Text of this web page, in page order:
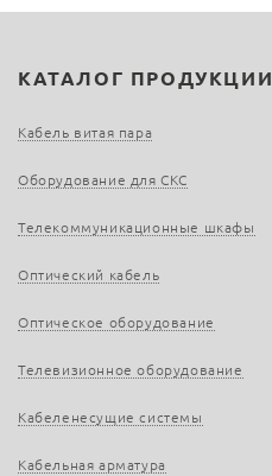
КАТАЛОГ ПРОДУКЦИИ
Кабель витая пара
Оборудование для СКС
Телекоммуникационные шкафы
Оптический кабель
Оптическое оборудование
Телевизионное оборудование
Кабеленесущие системы
Кабельная арматура